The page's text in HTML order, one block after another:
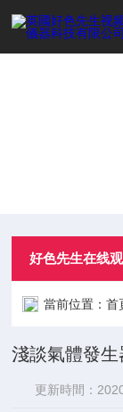
好色先生在线
當前位置：首
淺談氣體發
更新時間：